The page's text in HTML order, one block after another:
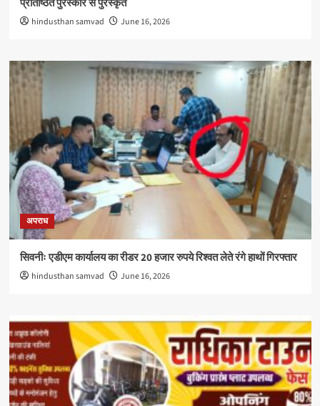
प्रतिष्ठित पुरस्कार से पुरस्कृत
hindusthan samvad June 16, 2026
अपराध
सिवनीः एडीएम कार्यालय का रीडर 20 हजार रुपये रिश्वत लेते रंगे हाथों गिरफ्तार
hindusthan samvad June 16, 2026